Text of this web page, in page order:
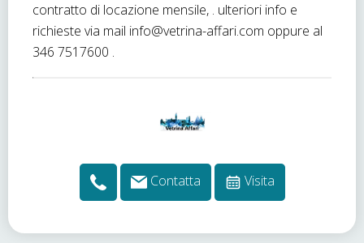
contratto di locazione mensile, . ulteriori info e
richieste via mail info@vetrina-affari.com oppure al
346 7517600 .
Contatta Visita